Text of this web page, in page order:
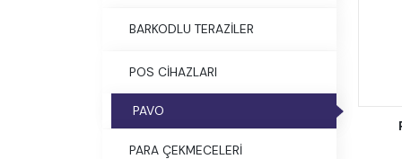
BARKODLU TERAZİLER
POS CİHAZLARI
PAVO
PARA ÇEKMECELERİ